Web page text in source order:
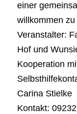
einer
willkommen
Veranstalter:
Hof und
Kooperation
Carina Stielke
Kontakt: